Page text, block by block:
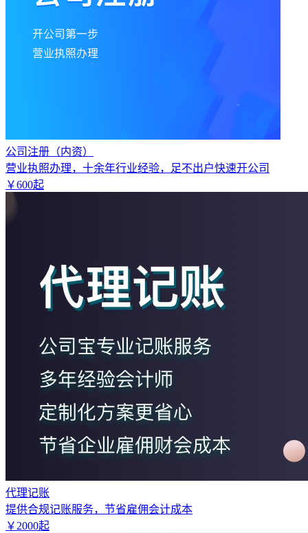
公司注册（内资）
营业执照办理，十余年行业经验，足不出户快速开公司
￥600起
代理记账
提供合规记账服务，节省雇佣会计成本
￥ 2000起